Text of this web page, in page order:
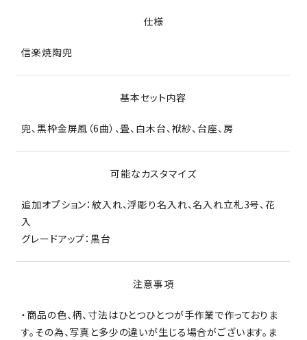
仕様
信楽焼陶兜
基本セット内容
兜、黒枠金屏風（6曲）、畳、白木台、袱紗、台座、房
可能なカスタマイズ
追加オプション：紋入れ、浮彫り名入れ、名入れ立札3号、花
入
グレードアップ：黒台
注意事項
・商品の色、柄、寸法はひとつひとつが手作業で作っておりま
す。その為、写真と多少の違いが生じる場合がございます。ま